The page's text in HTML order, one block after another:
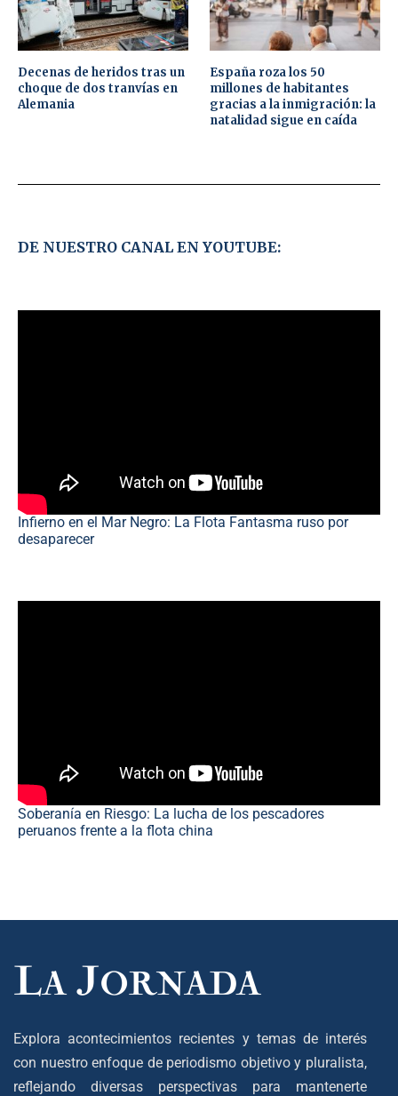
Decenas de heridos tras un
choque de dos tranvías en
Alemania
España roza los 50
millones de habitantes
gracias a la inmigración: la
natalidad sigue en caída
DE NUESTRO CANAL EN YOUTUBE:
Infierno en el Mar Negro: La Flota Fantasma ruso por
desaparecer
Soberanía en Riesgo: La lucha de los pescadores
peruanos frente a la flota china
Explora acontecimientos recientes y temas de interés
con nuestro enfoque de periodismo objetivo y pluralista,
reflejando diversas perspectivas para mantenerte